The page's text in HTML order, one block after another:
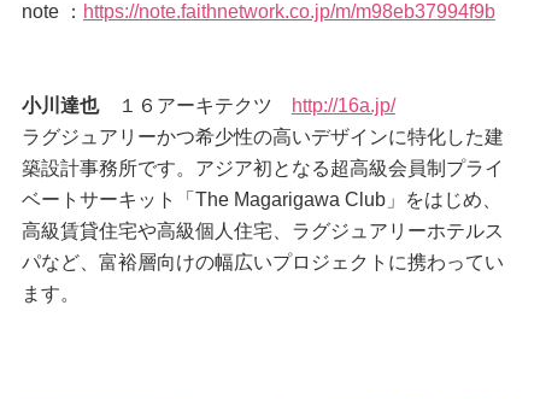
note ： https://note.faithnetwork.co.jp/m/m98eb37994f9b
小川達也１６アーキテクツ
http://16a.jp/
ラグジュアリーかつ希少性の高いデザインに特化した建
築設計事務所です。アジア初となる超高級会員制プライ
ベートサーキット「The Magarigawa Club」をはじめ、
高級賃貸住宅や高級個人住宅、ラグジュアリーホテルス
パなど、富裕層向けの幅広いプロジェクトに携わってい
ます。